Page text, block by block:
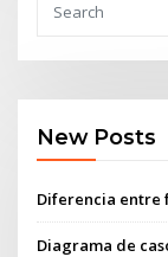
New Posts
Diferencia entre
Diagrama de